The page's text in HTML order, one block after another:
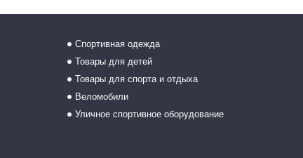
Спортивная одежда
Товары для детей
Товары для спорта и отдыха
Веломобили
Уличное спортивное оборудование